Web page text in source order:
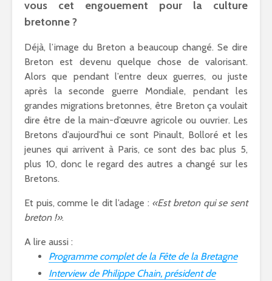
vous cet engouement pour la culture
bretonne ?
Déjà, l’image du Breton a beaucoup changé. Se dire
Breton est devenu quelque chose de valorisant.
Alors que pendant l’entre deux guerres, ou juste
après la seconde guerre Mondiale, pendant les
grandes migrations bretonnes, être Breton ça voulait
dire être de la main-d’œuvre agricole ou ouvrier. Les
Bretons d’aujourd’hui ce sont Pinault, Bolloré et les
jeunes qui arrivent à Paris, ce sont des bac plus 5,
plus 10, donc le regard des autres a changé sur les
Bretons.
Et puis, comme le dit l’adage : «Est breton qui se sent
breton !».
A lire aussi :
Programme complet de la Fête de la Bretagne
Interview de Philippe Chain, président de